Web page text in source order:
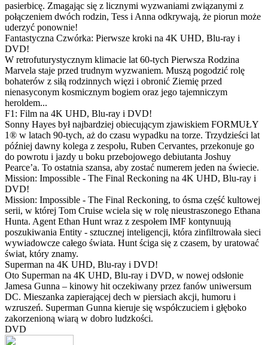
pasierbicę. Zmagając się z licznymi wyzwaniami związanymi z
połączeniem dwóch rodzin, Tess i Anna odkrywają, że piorun może
uderzyć ponownie!
Fantastyczna Czwórka: Pierwsze kroki na 4K UHD, Blu-ray i
DVD!
W retrofuturystycznym klimacie lat 60-tych Pierwsza Rodzina
Marvela staje przed trudnym wyzwaniem. Muszą pogodzić rolę
bohaterów z siłą rodzinnych więzi i obronić Ziemię przed
nienasyconym kosmicznym bogiem oraz jego tajemniczym
heroldem...
F1: Film na 4K UHD, Blu-ray i DVD!
Sonny Hayes był najbardziej obiecującym zjawiskiem FORMUŁY
1® w latach 90-tych, aż do czasu wypadku na torze. Trzydzieści lat
później dawny kolega z zespołu, Ruben Cervantes, przekonuje go
do powrotu i jazdy u boku przebojowego debiutanta Joshuy
Pearce’a. To ostatnia szansa, aby zostać numerem jeden na świecie.
Mission: Impossible - The Final Reckoning na 4K UHD, Blu-ray i
DVD!
Mission: Impossible - The Final Reckoning, to ósma część kultowej
serii, w której Tom Cruise wciela się w rolę nieustraszonego Ethana
Hunta. Agent Ethan Hunt wraz z zespołem IMF kontynuują
poszukiwania Entity - sztucznej inteligencji, która zinfiltrowała sieci
wywiadowcze całego świata. Hunt ściga się z czasem, by uratować
świat, który znamy.
Superman na 4K UHD, Blu-ray i DVD!
Oto Superman na 4K UHD, Blu-ray i DVD, w nowej odsłonie
Jamesa Gunna – kinowy hit oczekiwany przez fanów uniwersum
DC. Mieszanka zapierającej dech w piersiach akcji, humoru i
wzruszeń. Superman Gunna kieruje się współczuciem i głęboko
zakorzenioną wiarą w dobro ludzkości.
DVD